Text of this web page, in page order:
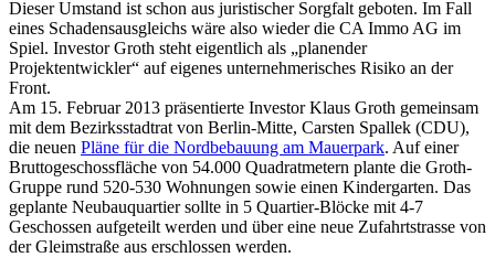
Dieser Umstand ist schon aus juristischer Sorgfalt geboten. Im Fall
eines Schadensausgleichs wäre also wieder die CA Immo AG im
Spiel. Investor Groth steht eigentlich als „planender
Projektentwickler“ auf eigenes unternehmerisches Risiko an der
Front.
Am 15. Februar 2013 präsentierte Investor Klaus Groth gemeinsam
mit dem Bezirksstadtrat von Berlin-Mitte, Carsten Spallek (CDU),
die neuen Pläne für die Nordbebauung am Mauerpark. Auf einer
Bruttogeschossfläche von 54.000 Quadratmetern plante die Groth-
Gruppe rund 520-530 Wohnungen sowie einen Kindergarten. Das
geplante Neubauquartier sollte in 5 Quartier-Blöcke mit 4-7
Geschossen aufgeteilt werden und über eine neue Zufahrtstrasse von
der Gleimstraße aus erschlossen werden.